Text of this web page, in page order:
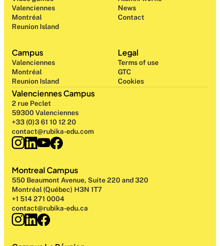
Campus
Valenciennes
Montréal
Reunion Island
Valenciennes
Montréal
Reunion Island
News
Contact
Legal
Terms of use
GTC
Cookies
Valenciennes Campus
2 rue Peclet
59300 Valenciennes
+33 (0)3 61 10 12 20
contact@rubika-edu.com
Montreal Campus
550 Beaumont Avenue, Suite 220 and 320
Montréal (Québec) H3N 1T7
+1 514 271 0004
contact@rubika-edu.ca